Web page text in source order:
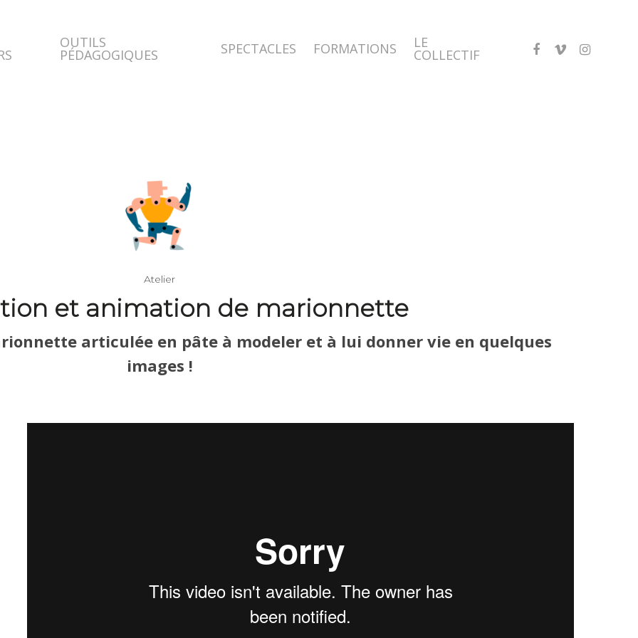
OUTILS
PÉDAGOGIQUES SPECTACLES FORMATIONS LE
COLLECTIF FACEBOOK
VIMEO
Atelier
et animation de marionnette
articulée en pâte à modeler et à lui donner vie en quelques
images !